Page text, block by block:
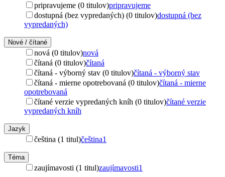
pripravujeme (0 titulov)pripravujeme
dostupná (bez vypredaných) (0 titulov)dostupná (bez
vypredaných)
Nové / čítané
nová (0 titulov)nová
čítaná (0 titulov)čítaná
čítaná - výborný stav (0 titulov)čítaná - výborný stav
čítaná - mierne opotrebovaná (0 titulov)čítaná - mierne
opotrebovaná
čítané verzie vypredaných kníh (0 titulov)čítané verzie
vypredaných kníh
Jazyk
čeština (1 titul)čeština1
Téma
zaujímavosti (1 titul)zaujímavosti1